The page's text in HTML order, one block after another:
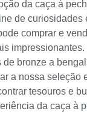
da caça à
de curiosidades
comprar e
de bronze a
a nossa seleção
tesouros e
da caça à